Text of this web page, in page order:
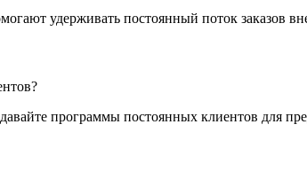
удерживать постоянный поток заказов
программы постоянных клиентов для